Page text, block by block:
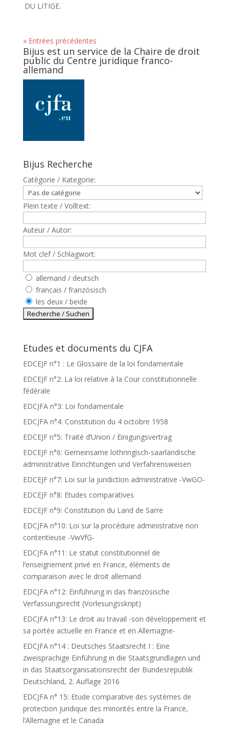
DU LITIGE.
« Entrées précédentes
Bijus est un service de la Chaire de droit
public du Centre juridique franco-
allemand
Bijus Recherche
Catègorie / Kategorie:
Plein texte / Volltext:
Auteur / Autor:
Mot clef / Schlagwort:
allemand / deutsch
francais / französisch
les deux / beide
Etudes et documents du CJFA
EDCEJF n°1 : Le Glossaire de la loi fondamentale
EDCEJF n°2: La loi relative à la Cour constitutionnelle
fédérale
EDCJFA n°3: Loi fondamentale
EDCJFA n°4: Constitution du 4 octobre 1958
EDCEJF n°5: Traité d’Union / Einigungsvertrag
EDCEJF n°6: Gemeinsame lothringisch-saarländische
administrative Einrichtungen und Verfahrensweisen
EDCEJF n°7: Loi sur la juridiction administrative -VwGO-
EDCEJF n°8: Etudes comparatives
EDCEJF n°9: Constitution du Land de Sarre
EDCJFA n°10: Loi sur la procédure administrative non
contentieuse -VwVfG-
EDCJFA n°11: Le statut constitutionnel de
l’enseignement privé en France, éléments de
comparaison avec le droit allemand
EDCJFA n°12: Einführung in das französische
Verfassungsrecht (Vorlesungsskript)
EDCJFA n°13: Le droit au travail -son développement et
sa portée actuelle en France et en Allemagne-
EDCJFA n°14 : Deutsches Staatsrecht I : Eine
zweisprachige Einführung in die Staatsgrundlagen und
in das Staatsorganisationsrecht der Bundesrepublik
Deutschland, 2. Auflage 2016
EDCJFA n° 15: Etude comparative des systèmes de
protection juridique des minorités entre la France,
l’Allemagne et le Canada